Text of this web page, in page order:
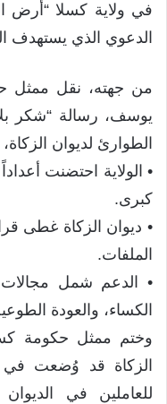
في ولاية كسلا “أرض
الدعوي الذي يستهدف
من جهته، نقل ممثل
يوسف، رسالة “شكر
الطوارئ لديوان
• الولاية احتضنت
كبرى.
الملفات.
• الدعم شمل مجالات:
الكساء، والعودة
وختم ممثل حكومة
الزكاة قد وُضعت في
للعاملين في